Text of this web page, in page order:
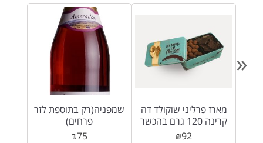
שמפניה(רק בתוספת לזר
פרחים)
₪75
מארז פרליני שוקולד דה
קרינה 120 גרם בהכשר
בד”ץ
₪92
«